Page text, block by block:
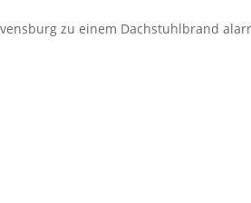
zu einem Dachstuhlbrand